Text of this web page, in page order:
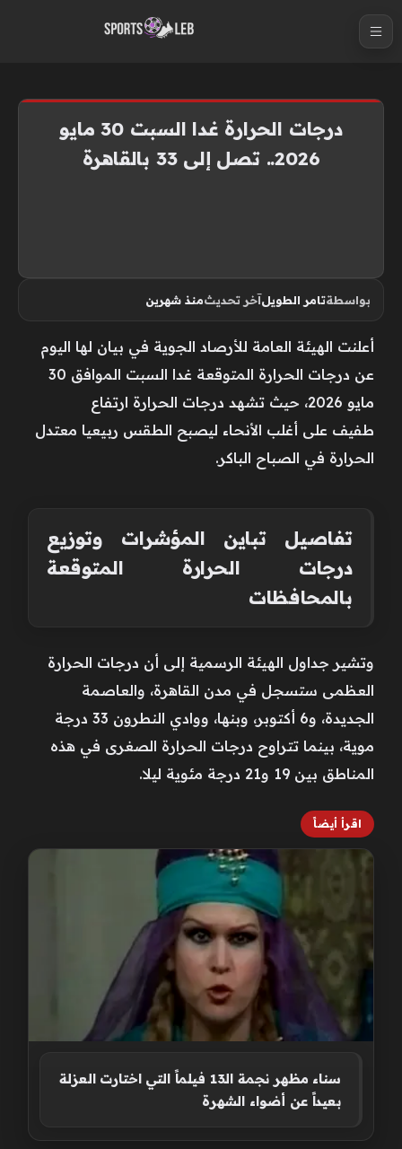
درجات الحرارة غدا السبت 30 مايو
2026.. تصل إلى 33 بالقاهرة
بواسطةتامر الطويلآخر تحديثمنذ شهرين
أعلنت الهيئة العامة للأرصاد الجوية في بيان لها اليوم
عن درجات الحرارة المتوقعة غدا السبت الموافق 30
مايو 2026، حيث تشهد درجات الحرارة ارتفاع
طفيف على أغلب الأنحاء ليصبح الطقس ربيعيا معتدل
الحرارة في الصباح الباكر.
تفاصيل تباين المؤشرات وتوزيع
درجات الحرارة المتوقعة
بالمحافظات
وتشير جداول الهيئة الرسمية إلى أن درجات الحرارة
العظمى ستسجل في مدن القاهرة، والعاصمة
الجديدة، و6 أكتوبر، وبنها، ووادي النطرون 33 درجة
موية، بينما تتراوح درجات الحرارة الصغرى في هذه
المناطق بين 19 و21 درجة مئوية ليلا.
اقرأ أيضاً
سناء مظهر نجمة الـ13 فيلماً التي اختارت العزلة
بعيداً عن أضواء الشهرة